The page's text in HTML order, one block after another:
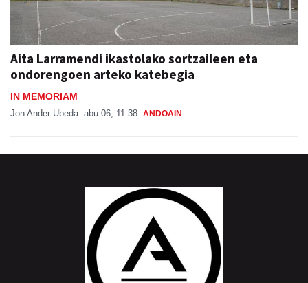
Aita Larramendi ikastolako sortzaileen eta
ondorengoen arteko katebegia
IN MEMORIAM
Jon Ander Ubeda abu 06, 11:38 ANDOAIN